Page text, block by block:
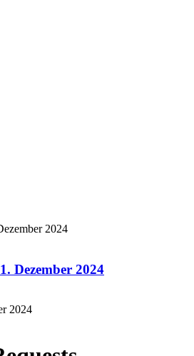
Dezember 2024
2024